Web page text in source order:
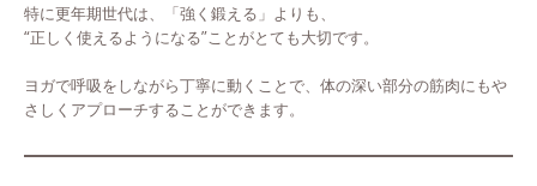
特に更年期世代は、「強く鍛える」よりも、
“正しく使えるようになる”ことがとても大切です。
ヨガで呼吸をしながら丁寧に動くことで、体の深い部分の筋肉にもや
さしくアプローチすることができます。